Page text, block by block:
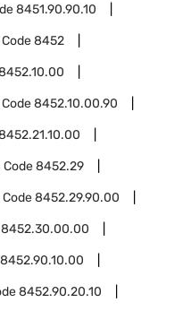
8451.90.90.10
Code8452
Code8452.10.00.90
Code8452.29
Code8452.29.90.00
8452.30.00.00
8452.90.10.00
8452.90.20.10